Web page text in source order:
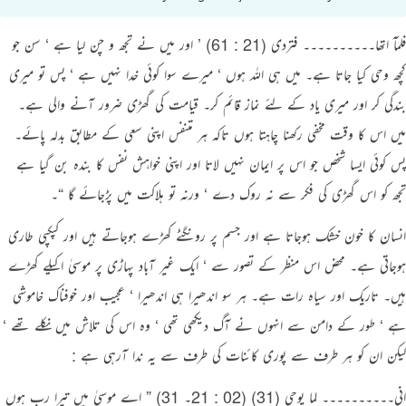
فلمآ اتھا۔۔۔۔۔۔۔۔۔۔ فتردی (21 : 61) ’ اور میں نے تجھ و چن لیا ہے ‘ سن جو
کچھ وحی کیا جاتا ہے۔ میں ہی اللہ ہوں ‘ میرے سوا کوئی خدا نہیں ہے ‘ پس تو میری
بندگی کر اور میری یاد کے لئے نماز قائم کر۔ قیامت کی گھڑی ضرور آنے والی ہے۔
میں اس کا وقت مخفی رکھنا چاہتا ہوں تاکہ ہر متنفس اپنی سعی کے مطابق بدلہ پائے۔
پس کوئی ایسا شخص جو اس پر ایمان نہیں لاتا اور اپنی خواہش نفس کا بندہ بن گیا ہے
تجھ کو اس گھڑی کی فکر سے نہ روک دے ‘ ورنہ تو ہلاکت میں پڑجائے گا “۔
انسان کا خون خشک ہوجاتا ہے اور جسم پر رونگٹے کھڑے ہوجاتے ہیں اور کپکپی طاری
ہوجاتی ہے۔ محض اس منظر کے تصور سے ‘ ایک غیر آباد پہاڑی پر موسیٰ اکیلے کھڑے
ہیں۔ تاریک اور سیاہ رات ہے۔ ہر سو اندھیرا ہی اندھیرا ‘ عجیب اور خوفناک خاموشی
ہے ‘ طور کے دامن سے انہوں نے آگ دیکھی تھی ‘ وہ اس کی تلاش میں نکلے تھے ‘
لیکن ان کو ہر طرف سے پوری کائنات کی طرف سے یہ ندا آرہی ہے :
انی۔۔۔۔۔۔۔۔۔۔ لما یوحی (31) (02 : 21۔ 31) ” اے موسیٰ میں تیرا رب ہوں